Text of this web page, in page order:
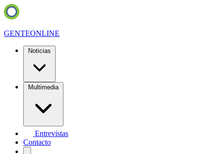
GENTEONLINE
Noticias
Multimedia
Entrevistas
Contacto